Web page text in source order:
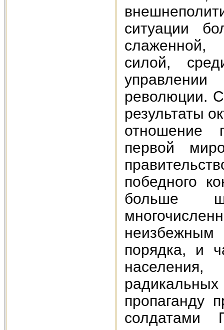
ситуации
слаженной,
силой,
управлении
революции.
результаты
отношение
первой
победного
больше
порядка, и
пропаганду
солдатами